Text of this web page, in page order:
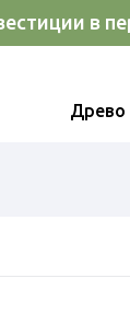
в
Древо